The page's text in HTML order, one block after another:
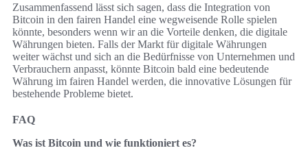
Zusammenfassend lässt sich sagen, dass die Integration von
Bitcoin in den fairen Handel eine wegweisende Rolle spielen
könnte, besonders wenn wir an die Vorteile denken, die digitale
Währungen bieten. Falls der Markt für digitale Währungen
weiter wächst und sich an die Bedürfnisse von Unternehmen und
Verbrauchern anpasst, könnte Bitcoin bald eine bedeutende
Währung im fairen Handel werden, die innovative Lösungen für
bestehende Probleme bietet.
FAQ
Was ist Bitcoin und wie funktioniert es?